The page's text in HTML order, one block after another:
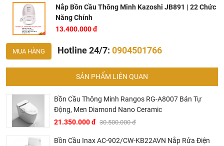
Dây nguồn: 1.5 m
Kích thước: 510*475*125
Trọng lượng: 6kg
Nắp Bồn Cầu Thông Minh Kazoshi JB891 | 22 Chức
Năng Chính
13.400.000 đ
MUA HÀNG Hotline 24/7: 0904501766
SẢN PHẨM LIÊN QUAN
Bồn Cầu Thông Minh Rangos RG-A8007 Bán Tự
Động, Men Diamond Nano Ceramic
21.350.000 đ 30.500.000 đ
Bồn Cầu Inax AC-902/CW-KB22AVN Nắp Rửa Điện